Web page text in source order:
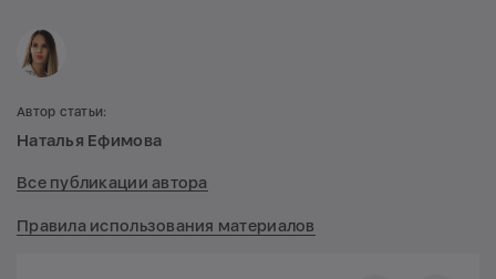
Автор статьи:
Наталья Ефимова
Все публикации автора
Правила использования материалов